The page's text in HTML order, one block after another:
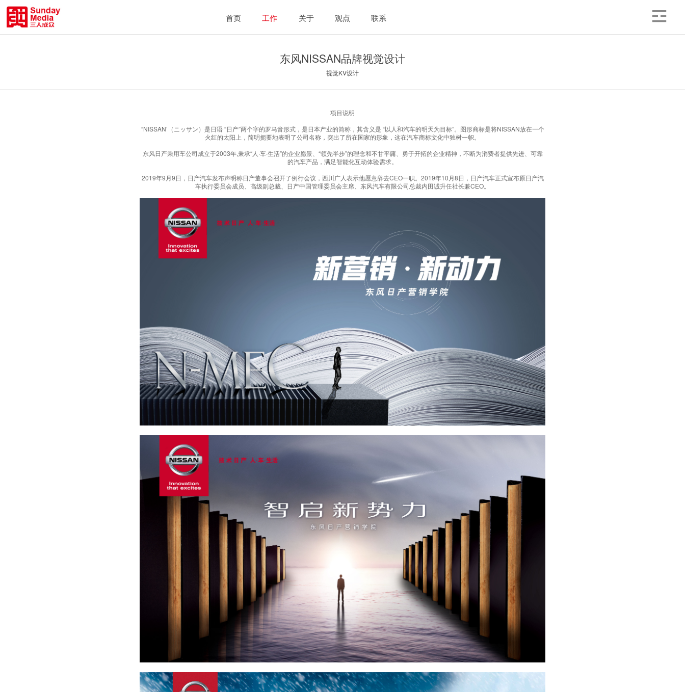
首页 工作 关于 观点 联系
东风NISSAN品牌视觉设计
视觉KV设计
项目说明
“NISSAN’（ニッサン）是日语 “日产”两个字的罗马音形式，是日本产业的简称，其含义是 “以人和汽车的明天为目标”。图形商标是将NISSAN放在一个
火红的太阳上，简明扼要地表明了公司名称，突出了所在国家的形象，这在汽车商标文化中独树一帜。
东风日产乘用车公司成立于2003年,秉承“人·车·生活”的企业愿景、“领先半步”的理念和不甘平庸、勇于开拓的企业精神，不断为消费者提供先进、可靠
的汽车产品，满足智能化互动体验需求。
2019年9月9日，日产汽车发布声明称日产董事会召开了例行会议，西川广人表示他愿意辞去CEO一职。2019年10月8日，日产汽车正式宣布原日产汽
车执行委员会成员、高级副总裁、日产中国管理委员会主席、东风汽车有限公司总裁内田诚升任社长兼CEO。